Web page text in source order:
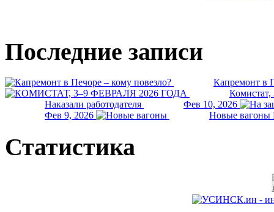
Последние записи
Капремонт в
Комистат,
Наказали работодателя
Фев 10, 2026
Фев 9, 2026
Новые вагоны
Статистика